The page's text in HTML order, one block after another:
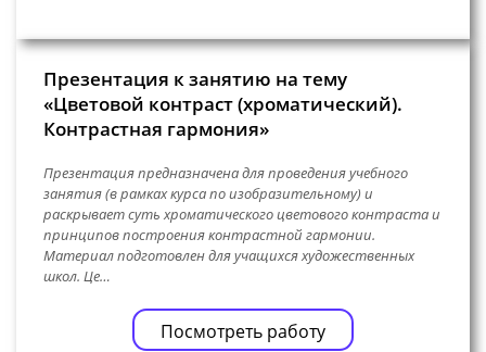
Презентация к занятию на тему
«Цветовой контраст (хроматический).
Контрастная гармония»
Презентация предназначена для проведения учебного
занятия (в рамках курса по изобразительному) и
раскрывает суть хроматического цветового контраста и
принципов построения контрастной гармонии.
Материал подготовлен для учащихся художественных
школ. Це…
Посмотреть работу